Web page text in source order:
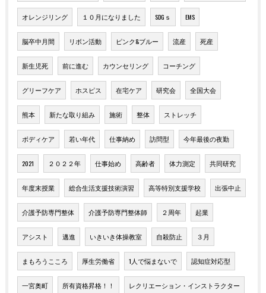
オレンジリング １０月になりました SDGｓ EMS
脳卒中月間 リボン活動 ピンク&ブルー 流産 死産
新生児死 前に進む カウンセリング コーチング
グリーフケア ホスピス 在宅ケア 研究会 全国大会
熊本 新たな取り組み 施術 整体 ストレッチ
ボディケア 若い年代 仕事納め 訪問型 今年最後の夜勤
2021 ２０２２年 仕事始め 高齢者 体力測定 共同研究
年度末授業 総合生活支援技術演習 高等特別支援学校 出張中止
介護予防専門整体 介護予防専門整体師 ２周年 起業
アシスト 邁進 いきいき体操教室 自殺防止 ３月
まもろうこころ 厚生労働省 1人で悩まないで 認知症対応型
一宮奥町 所有資格昇格！！ レクリエーション・インストラクター